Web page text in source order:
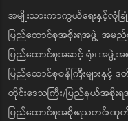
အမျိုးသားကာကွယ်ရေးနှင့်လုံခ
ပြည်ထောင်စုအစိုးရအဖွဲ့ အမည်
ပြည်ထောင်စုအဆင့် ရုံး၊ အဖွဲ့အစ
ပြည်ထောင်စုဝန်ကြီးများနှင့် ဒု
တိုင်းဒေသကြီး/ပြည်နယ်အစိုး
ပြည်ထောင်စုအစိုးရသတင်းထုတ်